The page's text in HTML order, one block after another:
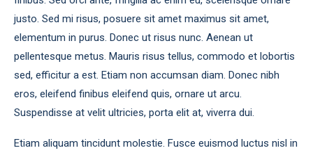
justo. Sed mi risus, posuere sit amet maximus sit amet,
elementum in purus. Donec ut risus nunc. Aenean ut
pellentesque metus. Mauris risus tellus, commodo et lobortis
sed, efficitur a est. Etiam non accumsan diam. Donec nibh
eros, eleifend finibus eleifend quis, ornare ut arcu.
Suspendisse at velit ultricies, porta elit at, viverra dui.
Etiam aliquam tincidunt molestie. Fusce euismod luctus nisl in